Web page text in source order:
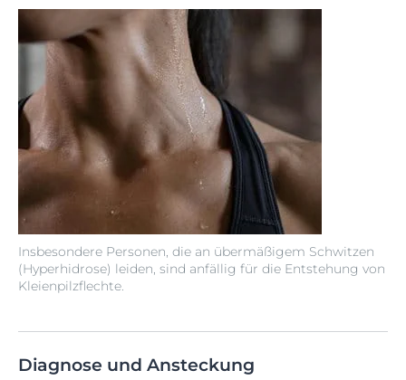
Insbesondere Personen, die an übermäßigem Schwitzen
(Hyperhidrose) leiden, sind anfällig für die Entstehung von
Kleienpilzflechte.
Diagnose und Ansteckung